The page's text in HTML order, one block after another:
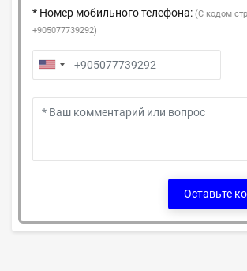
* Номер мобильного телефона: (С кодом
+905077739292)
Оставьте